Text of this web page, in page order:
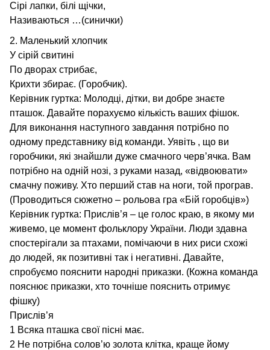
Сірі лапки, білі щічки,
Називаються …(синички)
2. Маленький хлопчик
У сірій свитині
По дворах стрибає,
Крихти збирає. (Горобчик).
Керівник гуртка: Молодці, дітки, ви добре знаєте
пташок. Давайте порахуємо кількість ваших фішок.
Для виконання наступного завдання потрібно по
одному представнику від команди. Уявіть , що ви
горобчики, які знайшли дуже смачного черв’ячка. Вам
потрібно на одній нозі, з руками назад, «відвоювати»
смачну поживу. Хто перший став на ноги, той програв.
(Проводиться сюжетно – рольова гра «Бій горобців»)
Керівник гуртка: Прислів’я – це голос краю, в якому ми
живемо, це момент фольклору України. Люди здавна
спостерігали за птахами, помічаючи в них риси схожі
до людей, як позитивні так і негативні. Давайте,
спробуємо пояснити народні приказки. (Кожна команда
пояснює приказки, хто точніше пояснить отримує
фішку)
Прислів’я
1 Всяка пташка свої пісні має.
2 Не потрібна солов’ю золота клітка, краще йому